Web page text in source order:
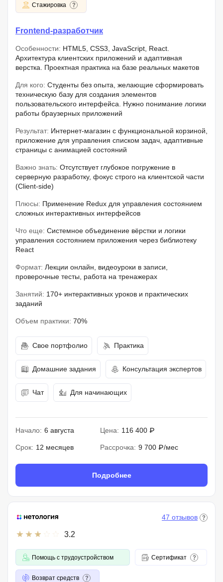
Стажировка
Frontend-разработчик
Особенности: HTML5, CSS3, JavaScript, React.
Архитектура клиентских приложений и адаптивная
верстка. Проектная практика на базе реальных макетов
Для кого: Студенты без опыта, желающие сформировать
техническую базу для создания элементов
пользовательского интерфейса. Нужно понимание логики
работы браузерных приложений
Результат: Интернет-магазин с функциональной корзиной,
приложение для управления списком задач, адаптивные
страницы с анимацией состояний
Важно знать: Отсутствует глубокое погружение в
серверную разработку, фокус строго на клиентской части
(Client-side)
Плюсы: Применение Redux для управления состоянием
сложных интерактивных интерфейсов
Что еще: Системное объединение вёрстки и логики
управления состоянием приложения через библиотеку
React
Формат: Лекции онлайн, видеоуроки в записи,
проверочные тесты, работа на тренажерах
Занятий: 170+ интерактивных уроков и практических
заданий
Объем практики: 70%
Свое портфолио Практика
Домашние задания Консультация экспертов
Чат Для начинающих
Начало: 6 августа Цена: 116 400 ₽
Срок: 12 месяцев Рассрочка: 9 700 ₽/мес
Подробнее
3.2
47 отзывов
Помощь с трудоустройством Сертификат
Возврат средств